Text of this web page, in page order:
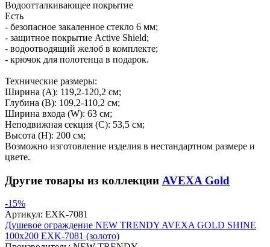
Водоотталкивающее покрытие
Есть
- безопасное закаленное стекло 6 мм;
- защитное покрытие Active Shield;
- водоотводящий желоб в комплекте;
- крючок для полотенца в подарок.
Технические размеры:
Ширина (A): 119,2-120,2 см;
Глубина (B): 109,2-110,2 см;
Ширина входа (W): 63 см;
Неподвижная секция (С): 53,5 см;
Высота (H): 200 см;
Возможно изготовление изделия в нестандартном размере и
цвете.
Другие товары из коллекции AVEXA Gold
-15%
Артикул: EXK-7081
Душевое ограждение NEW TRENDY AVEXA GOLD SHINE
100x200 EXK-7081 (золото)